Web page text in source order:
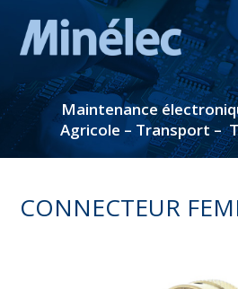
Maintenance
Agricole – Transport –
CONNECTEUR